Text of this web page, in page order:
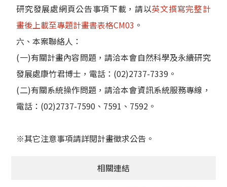
研究發展處網頁公告事項下載，請以英文撰寫完整計
畫後上載至專題計畫書表格CM03 。
六、本案聯絡人：
(一)有關計畫內容問題，請洽本會自然科學及永續研究
發展處康竹君博士，電話：(02)2737-7339。
(二)有關系統操作問題，請洽本會資訊系統服務專線，
電話：(02)2737-7590、7591、7592。
※其它注意事項請詳閱計畫徵求公告。
相關連結